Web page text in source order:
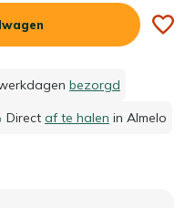
bezorgd
Direct af te halen in Almelo